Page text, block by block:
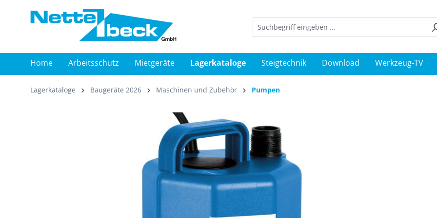
Zur Hauptnavigation springen
Home Arbeitsschutz Mietgeräte Lagerkataloge Steigtechnik Download Werkzeug-TV
Lagerkataloge Baugeräte 2026 Maschinen und Zubehör Pumpen